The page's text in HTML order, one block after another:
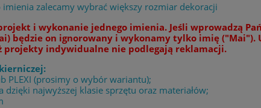
imienia zalecamy wybrać większy rozmiar dekoracji
i wykonanie jednego imienia. Jeśli wprowadzą
będzie on ignorowany i wykonamy tylko imię ("Mai").
projekty indywidualne nie podlegają reklamacji.
PLEXI (prosimy o wybór wariantu);
dzięki najwyższej klasie sprzętu oraz materiałów;